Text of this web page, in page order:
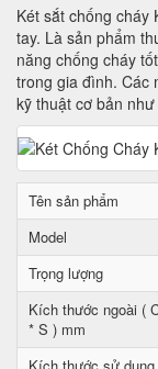
Két sắt chống cháy
tay. Là sản phẩm
năng chống cháy
trong gia đình. Các
kỹ thuật cơ bản như
Tên sản phẩm
Model
Trọng lượng
Kích thước ngoài (
* S ) mm